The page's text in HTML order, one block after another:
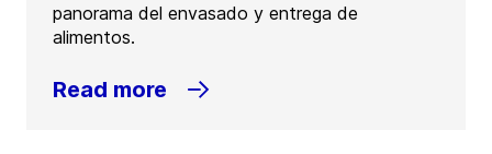
panorama del envasado y entrega de
alimentos.
Read more